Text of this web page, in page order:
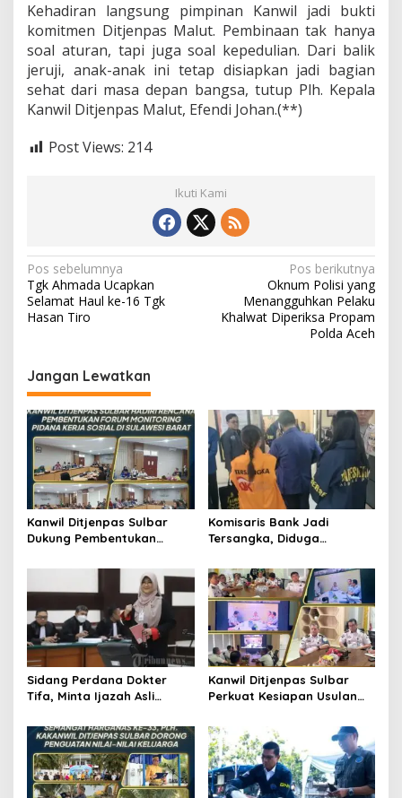
Kehadiran langsung pimpinan Kanwil jadi bukti
komitmen Ditjenpas Malut. Pembinaan tak hanya
soal aturan, tapi juga soal kepedulian. Dari balik
jeruji, anak-anak ini tetap disiapkan jadi bagian
sehat dari masa depan bangsa, tutup Plh. Kepala
Kanwil Ditjenpas Malut, Efendi Johan.(**)
Post Views: 214
Ikuti Kami
N
a
v
g
a
s
i
p
o
s
Pos sebelumnya
Tgk Ahmada Ucapkan
Selamat Haul ke-16 Tgk
Hasan Tiro
Pos berikutnya
Oknum Polisi yang
Menangguhkan Pelaku
Khalwat Diperiksa Propam
Polda Aceh
Jangan Lewatkan
Kanwil Ditjenpas Sulbar
Dukung Pembentukan
Kerja Sosial
Komisaris Bank Jadi
Tersangka, Diduga
M
Sidang Perdana Dokter
Tifa, Minta Ijazah Asli
Pengadilan
Kanwil Ditjenpas Sulbar
Perkuat Kesiapan Usulan